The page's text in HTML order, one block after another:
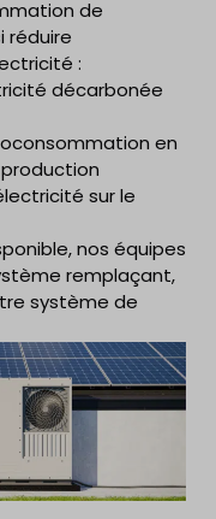
de
réduire
:
décarbonée
en
sur le
nos équipes
remplaçant,
système de